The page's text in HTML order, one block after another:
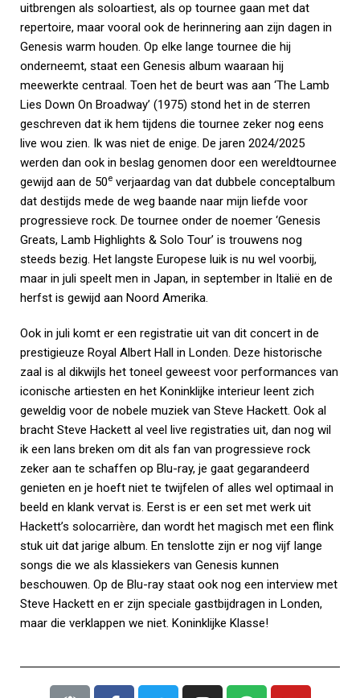
uitbrengen als soloartiest, als op tournee gaan met dat
repertoire, maar vooral ook de herinnering aan zijn dagen in
Genesis warm houden. Op elke lange tournee die hij
onderneemt, staat een Genesis album waaraan hij
meewerkte centraal. Toen het de beurt was aan ‘The Lamb
Lies Down On Broadway’ (1975) stond het in de sterren
geschreven dat ik hem tijdens die tournee zeker nog eens
live wou zien. Ik was niet de enige. De jaren 2024/2025
werden dan ook in beslag genomen door een wereldtournee
gewijd aan de 50e verjaardag van dat dubbele conceptalbum
dat destijds mede de weg baande naar mijn liefde voor
progressieve rock. De tournee onder de noemer ‘Genesis
Greats, Lamb Highlights & Solo Tour’ is trouwens nog
steeds bezig. Het langste Europese luik is nu wel voorbij,
maar in juli speelt men in Japan, in september in Italië en de
herfst is gewijd aan Noord Amerika.
Ook in juli komt er een registratie uit van dit concert in de
prestigieuze Royal Albert Hall in Londen. Deze historische
zaal is al dikwijls het toneel geweest voor performances van
iconische artiesten en het Koninklijke interieur leent zich
geweldig voor de nobele muziek van Steve Hackett. Ook al
bracht Steve Hackett al veel live registraties uit, dan nog wil
ik een lans breken om dit als fan van progressieve rock
zeker aan te schaffen op Blu-ray, je gaat gegarandeerd
genieten en je hoeft niet te twijfelen of alles wel optimaal in
beeld en klank vervat is. Eerst is er een set met werk uit
Hackett’s solocarrière, dan wordt het magisch met een flink
stuk uit dat jarige album. En tenslotte zijn er nog vijf lange
songs die we als klassiekers van Genesis kunnen
beschouwen. Op de Blu-ray staat ook nog een interview met
Steve Hackett en er zijn speciale gastbijdragen in Londen,
maar die verklappen we niet. Koninklijke Klasse!